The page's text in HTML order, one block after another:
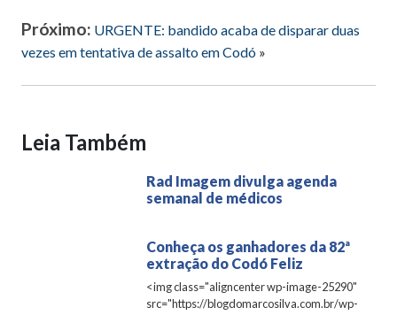
Próximo: URGENTE: bandido acaba de disparar duas
vezes em tentativa de assalto em Codó »
Leia Também
Rad Imagem divulga agenda
semanal de médicos
Conheça os ganhadores da 82ª
extração do Codó Feliz
<img class="aligncenter wp-image-25290"
src="https://blogdomarcosilva.com.br/wp-